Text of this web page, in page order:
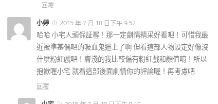
回覆
小婷 2015 年 7 月 18 日下午 9:52
哈哈 小宅人頭保証喔！那一定劇情精采好看吧！可惜我最
近被準基偶吧的吸血鬼迷上了啊 但看這部人物設定好像沒
什麼粉紅戲吧！膚淺的我比較偏有粉紅戲和顏值唷！所以
抱歉喔小宅 就看這部後面劇情你的評論喔！再考慮吧
回覆